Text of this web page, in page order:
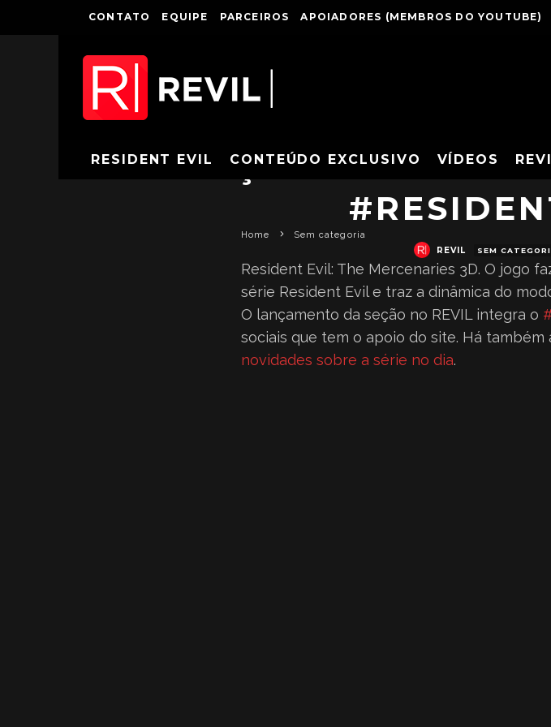
CONTATO EQUIPE PARCEIROS APOIADORES (MEMBROS DO YOUTUBE)
RESIDENT EVIL CONTEÚDO EXCLUSIVO VÍDEOS
SEÇÃO DE THE
REVIL SEM
Home Sem categoria
Resident Evil: The Mercenaries 3D. O jogo
série Resident Evil e traz a dinâmica do
O lançamento da seção no REVIL integra o
sociais que tem o apoio do site. Há também
novidades sobre a série no dia.